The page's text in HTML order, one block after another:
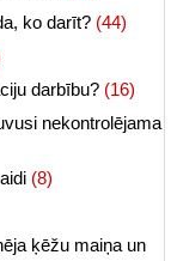
ko darīt? (44)
darbību? (16)
nekontrolējama
(8)
ķēžu maiņa un